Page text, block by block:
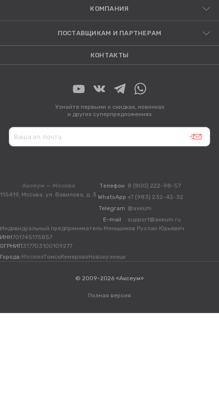
КОМПАНИЯ
ПОСТАВЩИКАМ И ПАРТНЕРАМ
КОНТАКТЫ
Узнайте первыми о скидках, новинках
и других суперпредложениях
Аксеум — Москва
115419, Москва, ул. Вавилова, д. 3
Телефон 8 (800) 222-98-57
WhatsApp +7 (983) 232-42-32
Telegram @axeum
E-mail
support@axeum.ru
Индивидуальный предприниматель Меньшиков Руслан Юрьевич
ИНН701745175857
ОГРНИП317703100109277
Города: МоскваТомскКемеровоНовокузнецк
© 2009-2026 «Аксеум»
Полная версия